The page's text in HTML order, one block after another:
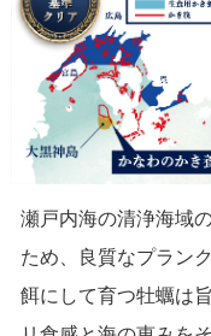
瀬戸内海の清浄海域
ため、良質なプラン
餌にして育つ牡蠣は